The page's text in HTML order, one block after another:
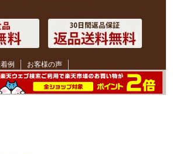
例 お客様の声